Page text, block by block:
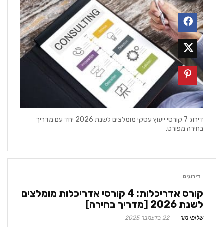
דירוג 7 קורסי ייעוץ עסקי מומלצים לשנת 2026 יחד עם מדריך
בחירה מפורט.
דירוגים
קורס אדריכלות: 4 קורסי אדריכלות מומלצים
לשנת 2026 [מדריך בחירה]
שלומי מור 22 בדצמבר 2025